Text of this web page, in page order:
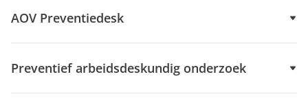
AOV Preventie­desk
Preventief arbeidsdeskundig onderzoek